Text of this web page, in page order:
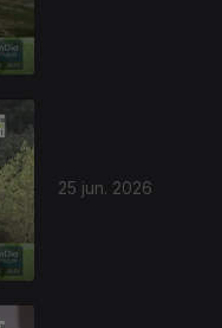
25 jun. 2026